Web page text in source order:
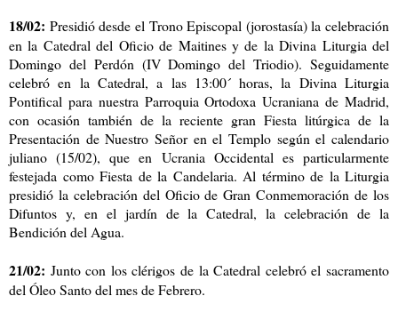
18/02: Presidió desde el Trono Episcopal (jorostasía) la celebración
en la Catedral del Oficio de Maitines y de la Divina Liturgia del
Domingo del Perdón (IV Domingo del Triodio). Seguidamente
celebró en la Catedral, a las 13:00´ horas, la Divina Liturgia
Pontifical para nuestra Parroquia Ortodoxa Ucraniana de Madrid,
con ocasión también de la reciente gran Fiesta litúrgica de la
Presentación de Nuestro Señor en el Templo según el calendario
juliano (15/02), que en Ucrania Occidental es particularmente
festejada como Fiesta de la Candelaria. Al término de la Liturgia
presidió la celebración del Oficio de Gran Conmemoración de los
Difuntos y, en el jardín de la Catedral, la celebración de la
Bendición del Agua.
21/02: Junto con los clérigos de la Catedral celebró el sacramento
del Óleo Santo del mes de Febrero.